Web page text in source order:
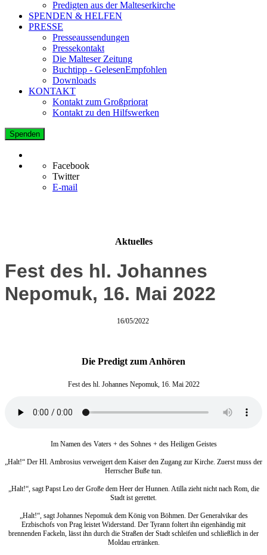
Predigten aus der Malteserkirche
SPENDEN & HELFEN
PRESSE
Presseaussendungen
Pressekontakt
Die Malteser Zeitung
Buchtipp - GelesenEmpfohlen
Downloads
KONTAKT
Kontakt zum Großpriorat
Kontakt zu den Hilfswerken
Spenden
Facebook
Twitter
E-mail
Aktuelles
Fest des hl. Johannes
Nepomuk, 16. Mai 2022
16/05/2022
Die Predigt zum Anhören
Fest des hl. Johannes Nepomuk, 16. Mai 2022
Im Namen des Vaters + des Sohnes + des Heiligen Geistes
„Halt!“ Der Hl. Ambrosius verweigert dem Kaiser den Zugang zur Kirche. Zuerst muss der
Herrscher Buße tun.
„Halt!“, sagt Papst Leo der Große dem Heer der Hunnen. Atilla zieht nicht nach Rom, die
Stadt ist gerettet.
„Halt!“, sagt Johannes Nepomuk dem König von Böhmen. Der Generalvikar des
Erzbischofs von Prag leistet Widerstand. Der Tyrann foltert ihn eigenhändig mit
brennenden Fackeln, lässt ihn durch die Straßen der Stadt schleifen und schließlich in der
Moldau ertränken.